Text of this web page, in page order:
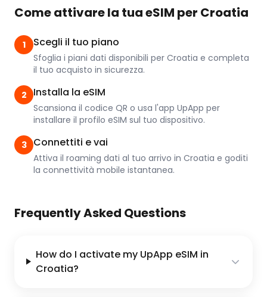
Come attivare la tua eSIM per Croatia
1 Scegli il tuo piano
Sfoglia i piani dati disponibili per Croatia e completa
il tuo acquisto in sicurezza.
2 Installa la eSIM
Scansiona il codice QR o usa l'app UpApp per
installare il profilo eSIM sul tuo dispositivo.
3 Connettiti e vai
Attiva il roaming dati al tuo arrivo in Croatia e goditi
la connettività mobile istantanea.
Frequently Asked Questions
How do I activate my UpApp eSIM in
Croatia?